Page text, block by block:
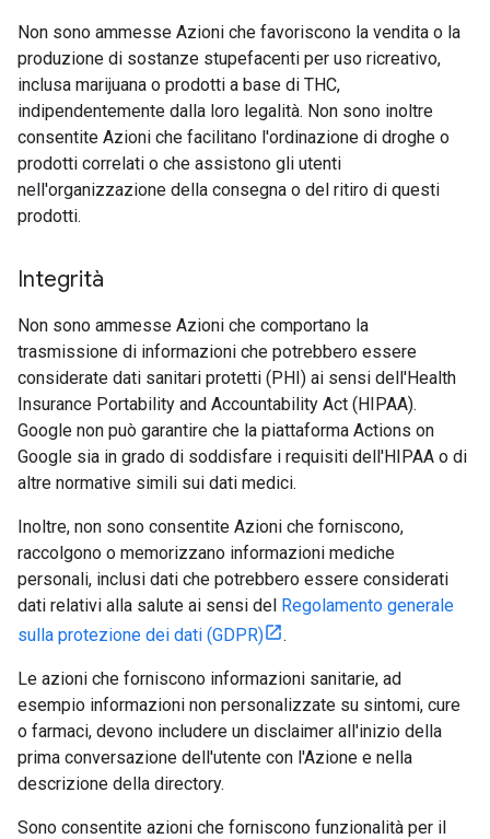
Non sono ammesse Azioni che favoriscono la vendita o la
produzione di sostanze stupefacenti per uso ricreativo,
inclusa marijuana o prodotti a base di THC,
indipendentemente dalla loro legalità. Non sono inoltre
consentite Azioni che facilitano l'ordinazione di droghe o
prodotti correlati o che assistono gli utenti
nell'organizzazione della consegna o del ritiro di questi
prodotti.
Integrità
Non sono ammesse Azioni che comportano la
trasmissione di informazioni che potrebbero essere
considerate dati sanitari protetti (PHI) ai sensi dell'Health
Insurance Portability and Accountability Act (HIPAA).
Google non può garantire che la piattaforma Actions on
Google sia in grado di soddisfare i requisiti dell'HIPAA o di
altre normative simili sui dati medici.
Inoltre, non sono consentite Azioni che forniscono,
raccolgono o memorizzano informazioni mediche
personali, inclusi dati che potrebbero essere considerati
dati relativi alla salute ai sensi del Regolamento generale
sulla protezione dei dati (GDPR)
.
Le azioni che forniscono informazioni sanitarie, ad
esempio informazioni non personalizzate su sintomi, cure
o farmaci, devono includere un disclaimer all'inizio della
prima conversazione dell'utente con l'Azione e nella
descrizione della directory.
Sono consentite azioni che forniscono funzionalità per il